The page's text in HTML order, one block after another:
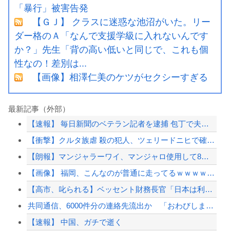
「暴行」被害告発
【ＧＪ】 クラスに迷惑な池沼がいた。リー
ダー格のＡ「なんで支援学級に入れないんです
か？」先生「背の高い低いと同じで、これも個
性なの！差別は...
【画像】相澤仁美のケツがセクシーすぎる
最新記事（外部）
【速報】 毎日新聞のベテラン記者を逮捕 包丁で夫を脅した容疑
【衝撃】クルタ族虐 殺の犯人、ツェリードニヒで確定！クロロの演劇のせいで2人も無...
【朗報】マンジャラーワイ、マンジャロ使用して8週間たった結果
【画像】 福岡、こんなのが普通に走ってるｗｗｗｗｗｗｗｗｗｗｗｗｗｗｗｗ
【高市、叱られる】ベッセント財務長官「日本は利上げして政権は金融・財政政策をとっ...
共同通信、6000件分の連絡先流出か 「おわびします」とラフな軽い謝罪コメントを...
【速報】 中国、ガチで逝く